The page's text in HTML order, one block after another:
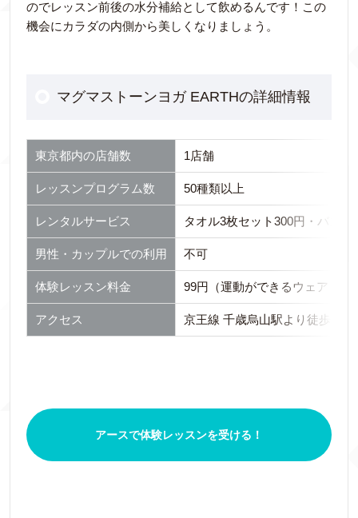
のでレッスン前後の水分補給として飲めるんです！この
機会にカラダの内側から美しくなりましょう。
マグマストーンヨガ EARTHの詳細情報
東京都内の店舗数 1店舗
レッスンプログラム数 50種類以上
レンタルサービス タオル3枚セット300円・バス
男性・カップルでの利用 不可
体験レッスン料金 99円（運動ができるウェア・水
アクセス 京王線 千歳烏山駅より徒歩2分
アースで体験レッスンを受ける！